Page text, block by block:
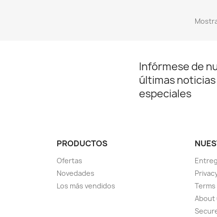
Infórmese de
últimas
especiales
PRODUCTOS
Ofertas
Novedades
Los más vendidos
About